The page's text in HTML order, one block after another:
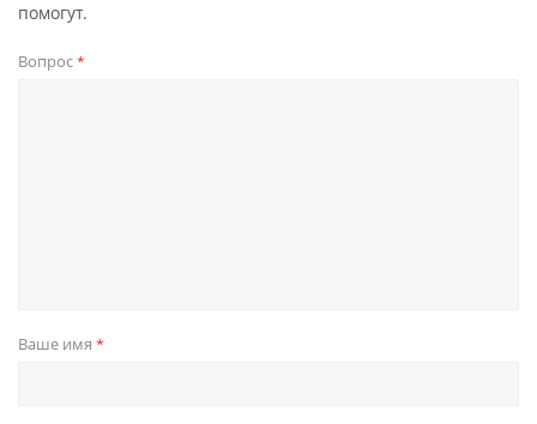
помогут.
Вопрос*
Ваше имя *